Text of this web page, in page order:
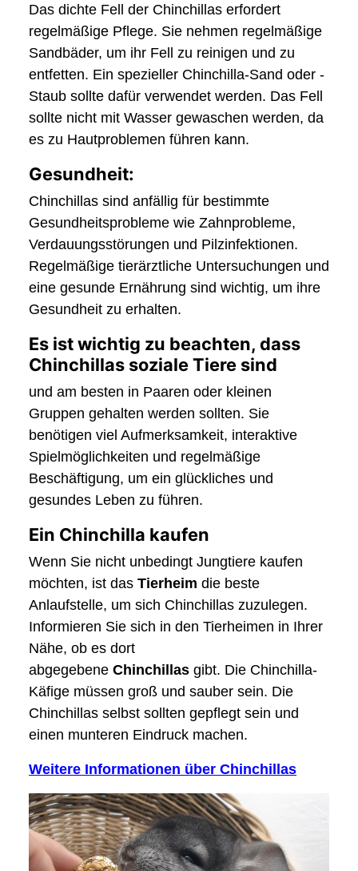
Das dichte Fell der Chinchillas erfordert
regelmäßige Pflege. Sie nehmen regelmäßige
Sandbäder, um ihr Fell zu reinigen und zu
entfetten. Ein spezieller Chinchilla-Sand oder -
Staub sollte dafür verwendet werden. Das Fell
sollte nicht mit Wasser gewaschen werden, da
es zu Hautproblemen führen kann.
Gesundheit:
Chinchillas sind anfällig für bestimmte
Gesundheitsprobleme wie Zahnprobleme,
Verdauungsstörungen und Pilzinfektionen.
Regelmäßige tierärztliche Untersuchungen und
eine gesunde Ernährung sind wichtig, um ihre
Gesundheit zu erhalten.
Es ist wichtig zu beachten, dass
Chinchillas soziale Tiere sind
und am besten in Paaren oder kleinen
Gruppen gehalten werden sollten. Sie
benötigen viel Aufmerksamkeit, interaktive
Spielmöglichkeiten und regelmäßige
Beschäftigung, um ein glückliches und
gesundes Leben zu führen.
Ein Chinchilla kaufen
Wenn Sie nicht unbedingt Jungtiere kaufen
möchten, ist das Tierheim die beste
Anlaufstelle, um sich Chinchillas zuzulegen.
Informieren Sie sich in den Tierheimen in Ihrer
Nähe, ob es dort
abgegebene Chinchillas gibt. Die Chinchilla-
Käfige müssen groß und sauber sein. Die
Chinchillas selbst sollten gepflegt sein und
einen munteren Eindruck machen.
Weitere Informationen über Chinchillas